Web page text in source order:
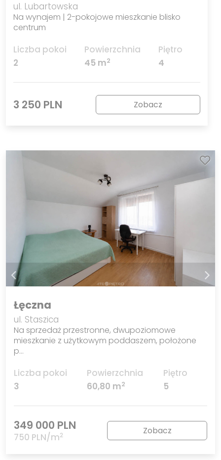
ul. Lubartowska
Na wynajem | 2-pokojowe mieszkanie blisko
centrum
Liczba pokoi
2
Powierzchnia
45 m2
Piętro
4
3 250 PLN Zobacz
Łęczna
ul. Staszica
Na sprzedaż przestronne, dwupoziomowe
mieszkanie z użytkowym poddaszem, położone
p…
Liczba pokoi
3
Powierzchnia
60,80 m2
Piętro
5
349 000 PLN
750 PLN/m2 Zobacz